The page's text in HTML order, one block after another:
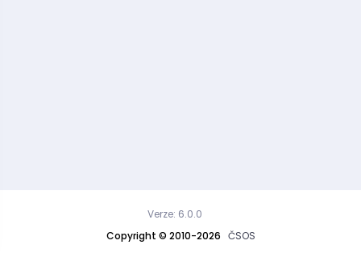
Copyright © 2010-2026 ČSOS
Verze: 6.0.0